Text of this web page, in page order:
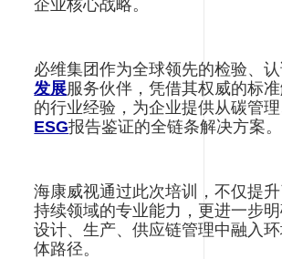
企业核心战略。
必维集团作为全球领先的检验、
发展服务伙伴，凭借其权威的标
的行业经验，为企业提供从碳管理
ESG报告鉴证的全链条解决方案。
海康威视通过此次培训，不仅提
持续领域的专业能力，更进一步
设计、生产、供应链管理中融入
体路径。